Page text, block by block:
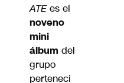
ATEes el
noveno
mini
álbum del
grupo
perteneci